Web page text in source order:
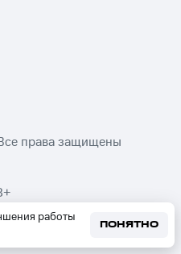
работы
ПОНЯТНО
права защищены